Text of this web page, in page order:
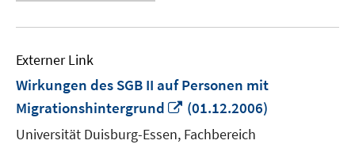
Externer Link
Wirkungen des SGB II auf Personen mit
Migrationshintergrund
In
neuem
Fenster
(01.12.2006)
Universität Duisburg-Essen, Fachbereich